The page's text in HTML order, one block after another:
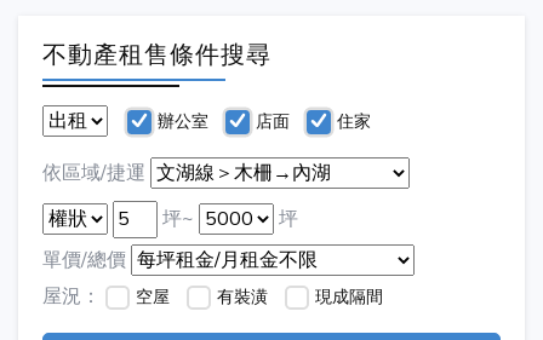
不動產租售條件搜尋
辦公室 店面 住家
依區域/捷運
坪~
坪
單價/總價
屋況：
空屋 有裝潢 現成隔間